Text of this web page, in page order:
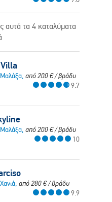
αυτά τα 4 καταλύματα
από200€/ βράδυ
9.7
από200€/ βράδυ
10
από280€/ βράδυ
9.9